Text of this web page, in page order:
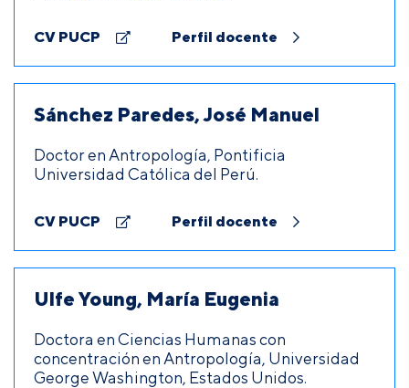
CV PUCP Perfil docente
Sánchez Paredes, José Manuel
Doctor en Antropología, Pontificia
Universidad Católica del Perú.
CV PUCP Perfil docente
Ulfe Young, María Eugenia
Doctora en Ciencias Humanas con
concentración en Antropología, Universidad
George Washington, Estados Unidos.